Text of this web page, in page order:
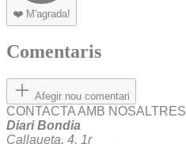
❤️ M'agrada!
Comentaris
Afegir nou comentari
CONTACTA AMB NOSALTRES
Diari Bondia
Callaueta, 4, 1r